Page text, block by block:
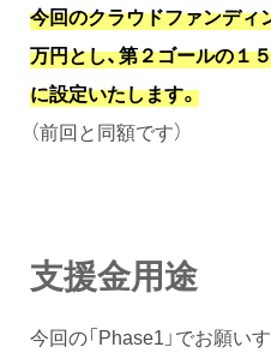
今回のクラウドファンディ
万円とし、第２ゴールの１
に設定いたします。
（前回と同額です）
支援金用途
今回の「Phase1」でお願い